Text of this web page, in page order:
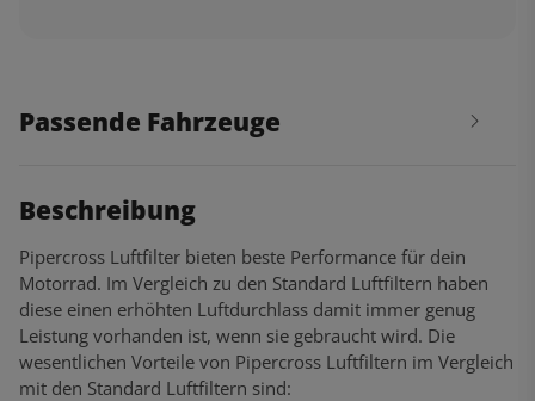
Passende Fahrzeuge
Beschreibung
Pipercross Luftfilter bieten beste Performance für dein
Motorrad. Im Vergleich zu den Standard Luftfiltern haben
diese einen erhöhten Luftdurchlass damit immer genug
Leistung vorhanden ist, wenn sie gebraucht wird. Die
wesentlichen Vorteile von Pipercross Luftfiltern im Vergleich
mit den Standard Luftfiltern sind: